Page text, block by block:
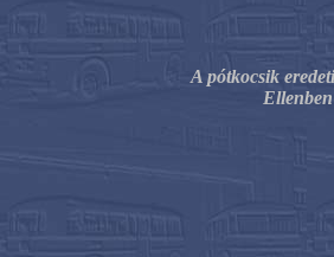
A pótkocsik